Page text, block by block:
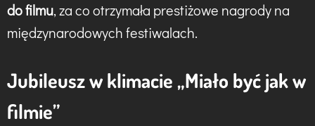
do filmu, za co otrzymała prestiżowe nagrody na
międzynarodowych festiwalach.
Jubileusz w klimacie „Miało być jak w
filmie”